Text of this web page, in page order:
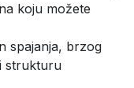
koju možete
spajanja, brzog
strukturu